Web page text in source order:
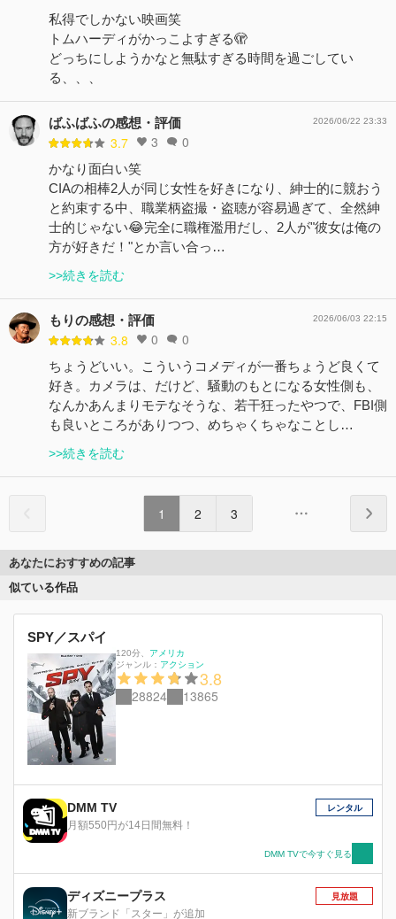
私得でしかない映画笑
トムハーディがかっこよすぎる🫣
どっちにしようかなと無駄すぎる時間を過ごしてい
る、、、
ばふばふの感想・評価
3.7 3 0
2026/06/22 23:33
かなり面白い笑
CIAの相棒2人が同じ女性を好きになり、紳士的に競おう
と約束する中、職業柄盗撮・盗聴が容易過ぎて、全然紳
士的じゃない😂完全に職権濫用だし、2人が"彼女は俺の
方が好きだ！"とか言い合っ…
>>続きを読む
もりの感想・評価
3.8 0 0
2026/06/03 22:15
ちょうどいい。こういうコメディが一番ちょうど良くて
好き。カメラは、だけど、騒動のもとになる女性側も、
なんかあんまりモテなそうな、若干狂ったやつで、FBI側
も良いところがありつつ、めちゃくちゃなことし…
>>続きを読む
1 2 3
あなたにおすすめの記事
似ている作品
SPY／スパイ
120分
アメリカ
ジャンル： アクション
3.8
28824 13865
DMM TV
月額550円が14日間無料！
レンタル
DMM TVで今すぐ見る
ディズニープラス
新ブランド「スター」が追加
見放題